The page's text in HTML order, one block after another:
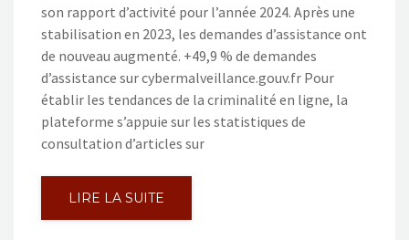
son rapport d’activité pour l’année 2024. Après une
stabilisation en 2023, les demandes d’assistance ont
de nouveau augmenté. +49,9 % de demandes
d’assistance sur cybermalveillance.gouv.fr Pour
établir les tendances de la criminalité en ligne, la
plateforme s’appuie sur les statistiques de
consultation d’articles sur
LIRE LA SUITE